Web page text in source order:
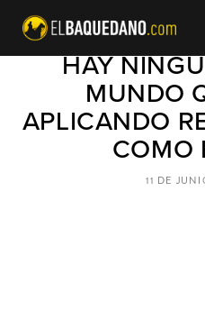
JOSÉ
HAY
MUNDO
APLICANDO
COMO
11 DE